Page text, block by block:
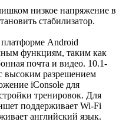
низкое напряжение в
стабилизатор.
Android
функциям, таким как
почта и видео. 10.1-
высоким разрешением
iConsole для
тренировок. Для
поддерживает Wi-Fi
английский язык.